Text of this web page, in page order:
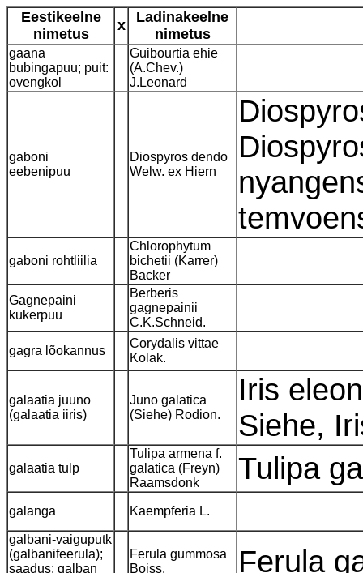
Eestikeelne
nimetus
x
Ladinakeelne
nimetus
gaana
bubingapuu; puit:
ovengkol
Guibourtia ehie
(A.Chev.)
J.Leonard
gaboni
eebenipuu
Diospyros dendo
Welw. ex Hiern
gaboni rohtliilia
Chlorophytum
bichetii (Karrer)
Backer
Gagnepaini
kukerpuu
Berberis
gagnepainii
C.K.Schneid.
gagra lõokannus
Corydalis vittae
Kolak.
galaatia juuno
(galaatia iiris)
Juno galatica
(Siehe) Rodion.
Iris
Siehe,
galaatia tulp
Tulipa armena f.
galatica (Freyn)
Raamsdonk
Tulipa
galanga Kaempferia L.
galbani-vaiguputk
(galbanifeerula);
saadus: galban
Ferula gummosa
Boiss.
Ferula